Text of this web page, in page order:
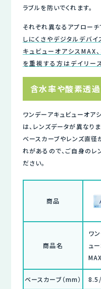
ラブルを防いでくれます。
それぞれ異なるアプローチ
しにくさやデジタルデバ
キュビューオアシスMAX
を重視する方はデイリー
含水率や酸素透
ワンデーアキュビューオア
は、レンズデータが異なりま
ベースカーブやレンズ直
れがあるので、ご自身のレ
ださい。
商品
商品名
ワ
ュ
MAX
ベースカーブ（mm）